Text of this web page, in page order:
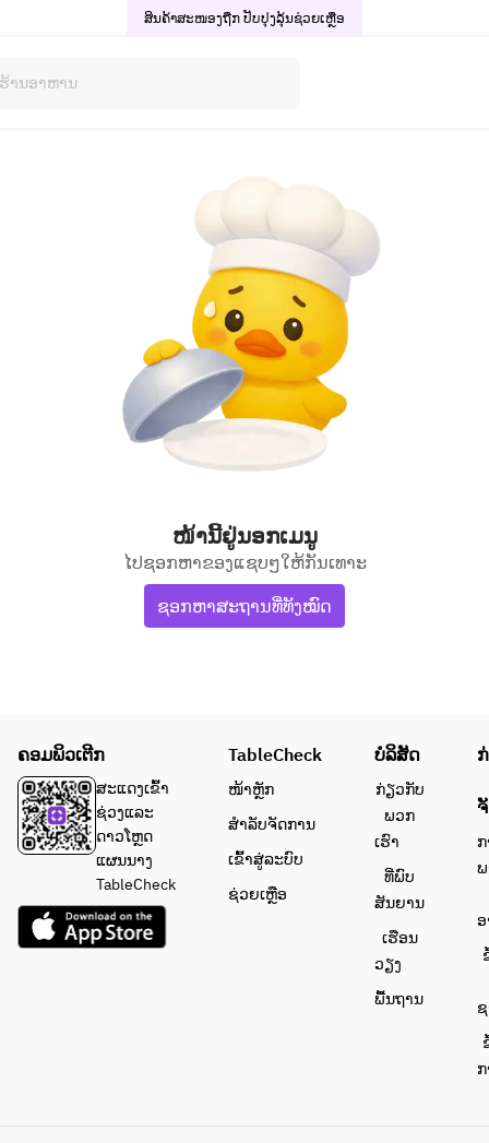
ສິນຄ້າສະໜອງຖືກ ປັບປຸງລຸ້ນຊ່ວຍເຫຼືອ
ໜ້ານີ້ຢູ່ນອກເມນູ
ໄປຊອກຫາຂອງແຊບໆໃຫ້ກັນເທາະ
ຊອກຫາສະຖານທີ່ທັງໝົດ
ຄອມພິວເຕີກ
ສະແດງເຂົ້າ
ຊ່ວງແລະ
ດາວໂຫຼດ
ແຜນນາງ
TableCheck
TableCheck
ໜ້າຫຼັກ
ສຳລັບຈັດການ
ເຂົ້າສູ່ລະບົບ
ຊ່ວຍເຫຼືອ
ບໍລິສັດ
ກ່ຽວກັບ
ພວກ
ເຮົາ
ທີ່ພົບ
ສັນຍານ
ເຮືອນ
ວຽງ
ພື້ນຖານ